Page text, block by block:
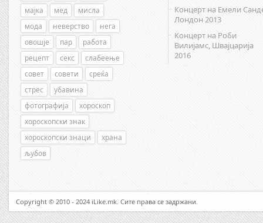
мајка
мед
мисла
мода
неверство
нега
овошје
пар
работа
рецепт
секс
слабеење
совет
совети
среќа
стрес
убавина
фотографија
хороскоп
хороскопски знак
хороскопски знаци
храна
љубов
Концерт на Емели
Лондон 2013
Концерт на Роби
Вилијамс, Швајцарија
2016
Copyright © 2010 - 2024 iLike.mk. Сите права се задржани.